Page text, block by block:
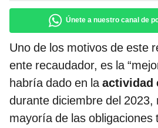
Únete a nuestro canal de
Uno de los motivos de este
ente recaudador, es la
habría dado en laactividad
durante diciembre del 2023,
mayoría de las obligaciones